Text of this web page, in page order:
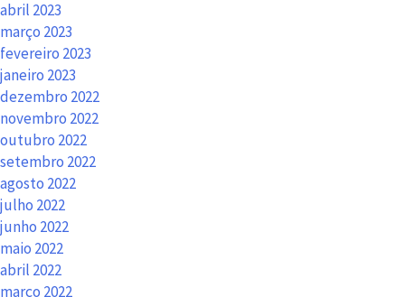
abril 2023
março 2023
fevereiro 2023
janeiro 2023
dezembro 2022
novembro 2022
outubro 2022
setembro 2022
agosto 2022
julho 2022
junho 2022
maio 2022
abril 2022
março 2022